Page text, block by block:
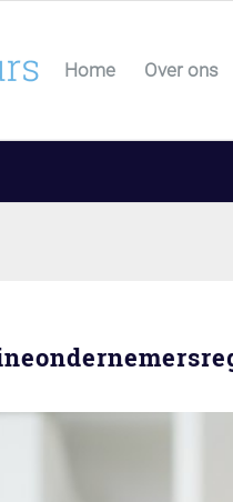
Home Over ons